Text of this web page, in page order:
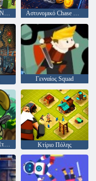
ΚΑΤΑΖΗΤΟΥΜΕΝΟΣ Αστυνομικό Chase Run
Γενναίος Squad
Dino Squad Περιπέτεια Κτίριο Πόλης